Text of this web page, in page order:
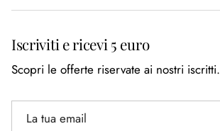
Iscriviti e ricevi 5 euro
Scopri le offerte riservate ai nostri iscritti.